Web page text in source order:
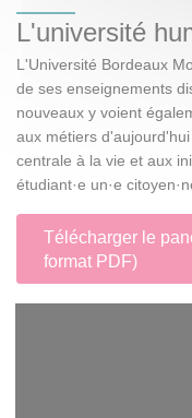
L'université
L'Université Bordeaux
de ses enseignements
nouveaux y voient
aux métiers
centrale à la vie et aux
étudiant·e un·e
Télécharger le
format PDF)